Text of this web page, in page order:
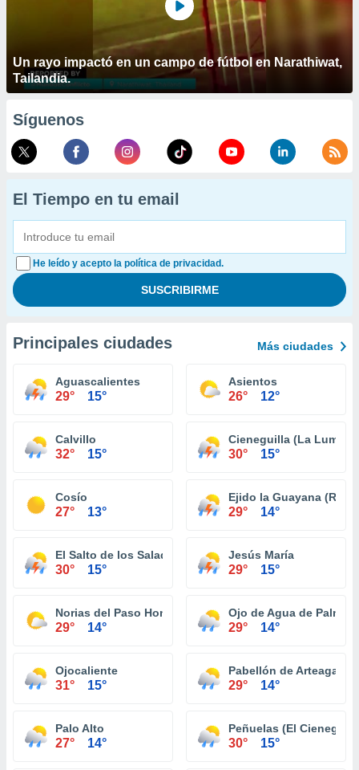
Un rayo impactó en un campo de fútbol en Narathiwat,
Tailandia.
Síguenos
El Tiempo en tu email
He leído y acepto la política de privacidad.
Principales ciudades Más ciudades
Aguascalientes
29° 15°
Asientos
26° 12°
Calvillo
32° 15°
Cieneguilla (La
30° 15°
Cosío
27° 13°
Ejido la Guayana
29° 14°
El Salto de los Salado
30° 15°
Jesús María
29° 15°
Norias del Paso Hondo
29° 14°
Ojo de Agua de
29° 14°
Ojocaliente
31° 15°
Pabellón de Arteaga
29° 14°
Palo Alto
27° 14°
Peñuelas (El Cienegal)
30° 15°